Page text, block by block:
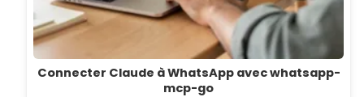
Connecter Claude à WhatsApp avec whatsapp-
mcp-go